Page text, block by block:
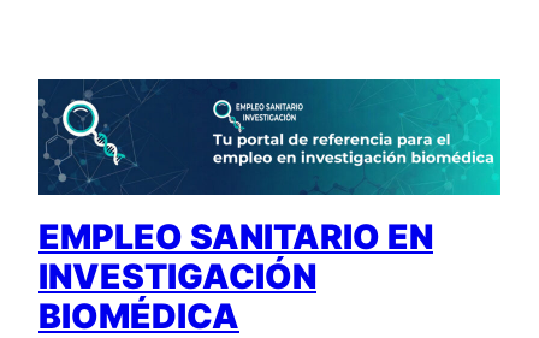
contenido
EMPLEO SANITARIO EN
INVESTIGACIÓN
BIOMÉDICA